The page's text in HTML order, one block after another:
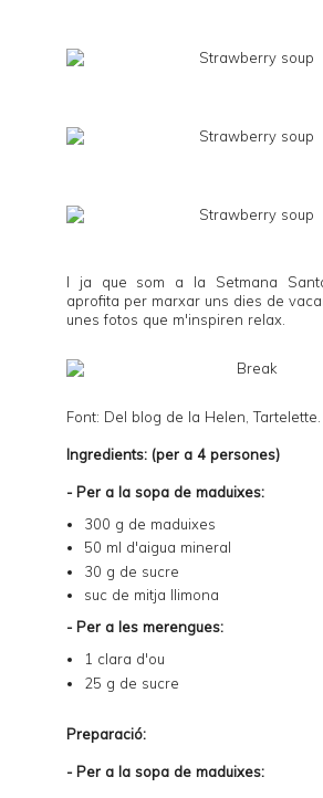
I ja que som a la Setmana
aprofita per marxar uns dies de
unes fotos que m'inspiren relax.
Font: Del blog de la Helen,Tartelette
Ingredients: (per a 4 persones)
- Per a la sopa de maduixes:
300 g de maduixes
50 ml d'aigua mineral
30 g de sucre
suc de mitja llimona
- Per a les merengues:
1 clara d'ou
25 g de sucre
Preparació:
- Per a la sopa de maduixes: